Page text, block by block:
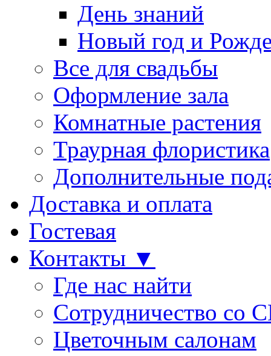
День знаний
Новый год и
Все для свадьбы
Оформление зала
Комнатные растения
Траурная флористика
Дополнительные
Доставка и оплата
Гостевая
Контакты ▼
Где нас найти
Сотрудничество со
Цветочным салонам